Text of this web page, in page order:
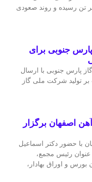
و ۴۷.۹۷ دلار در هر تن رسیده و روند صعودی
جنوبی برای
پارس جنوبی با ارسال
تولید شرکت ملی گاز
اصفهان برگزار
با حضور دکتر اسماعیل
عنوان رئیس مجمع،
بورس و اوراق بهادار،